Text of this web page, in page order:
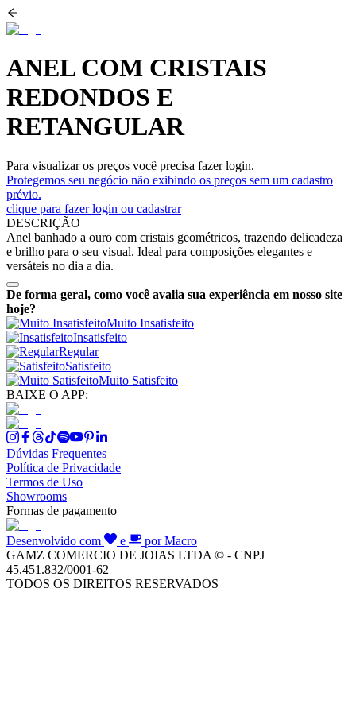
ANEL COM CRISTAIS
REDONDOS E
RETANGULAR
Para visualizar os preços você precisa fazer login.
Protegemos seu negócio não exibindo os preços sem um cadastro
prévio.
clique para fazer login ou cadastrar
DESCRIÇÃO
Anel banhado a ouro com cristais geométricos, trazendo delicadeza
e brilho para o seu visual. Ideal para composições elegantes e
versáteis no dia a dia.
De forma geral, como você avalia sua experiência em nosso site
hoje?
Muito Insatisfeito
Insatisfeito
Regular
Satisfeito
Muito Satisfeito
BAIXE O APP:
Dúvidas Frequentes
Política de Privacidade
Termos de Uso
Showrooms
Formas de pagamento
Desenvolvido com e
por Macro
GAMZ COMERCIO DE JOIAS LTDA © - CNPJ
45.451.832/0001-62
TODOS OS DIREITOS RESERVADOS